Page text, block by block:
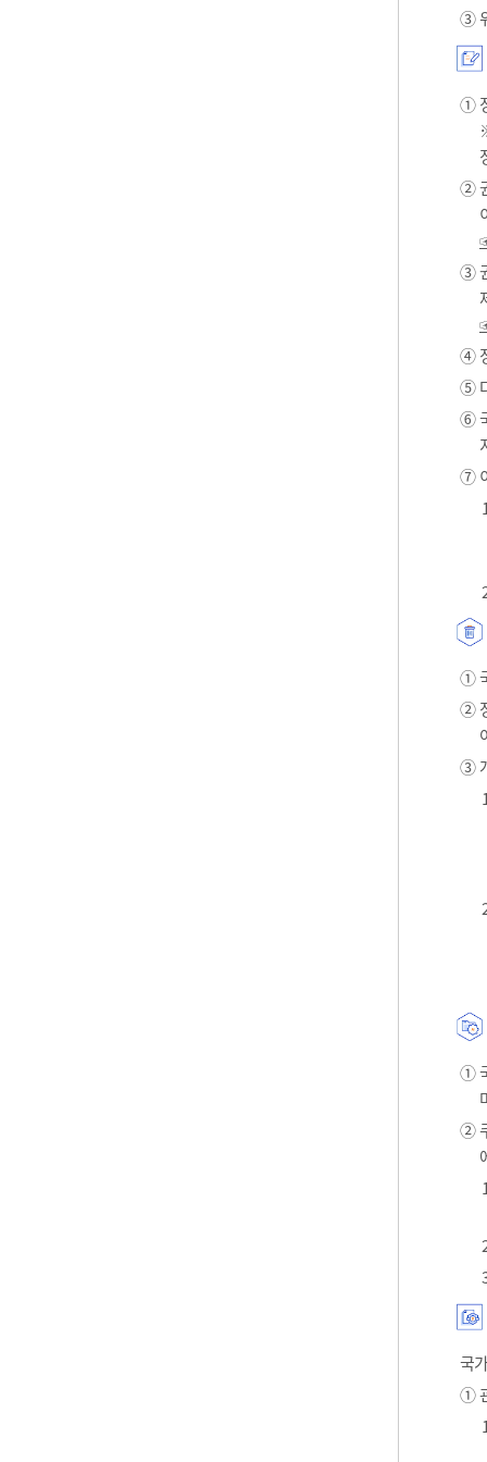
③
①
②
③
④
⑤
⑥
⑦
①
②
③
①
②
국
①